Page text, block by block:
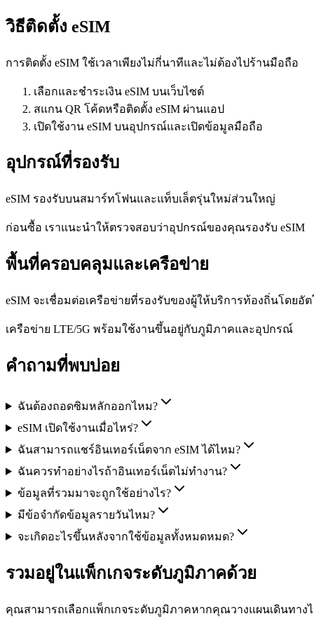
วิธีติดตั้ง eSIM
การติดตั้ง eSIM ใช้เวลาเพียงไม่กี่นาทีและไม่ต้องไปร้านมือถือ
เลือกและชำระเงิน eSIM บนเว็บไซต์
สแกน QR โค้ดหรือติดตั้ง eSIM ผ่านแอป
เปิดใช้งาน eSIM บนอุปกรณ์และเปิดข้อมูลมือถือ
อุปกรณ์ที่รองรับ
eSIM รองรับบนสมาร์ทโฟนและแท็บเล็ตรุ่นใหม่ส่วนใหญ่
ก่อนซื้อ เราแนะนำให้ตรวจสอบว่าอุปกรณ์ของคุณรองรับ eSIM
พื้นที่ครอบคลุมและเครือข่าย
eSIM จะเชื่อมต่อเครือข่ายที่รองรับของผู้ให้บริการท้องถิ่นโดยอั
เครือข่าย LTE/5G พร้อมใช้งานขึ้นอยู่กับภูมิภาคและอุปกรณ์
คำถามที่พบบ่อย
ฉันต้องถอดซิมหลักออกไหม?
eSIM เปิดใช้งานเมื่อไหร่?
ฉันสามารถแชร์อินเทอร์เน็ตจาก eSIM ได้ไหม?
ฉันควรทำอย่างไรถ้าอินเทอร์เน็ตไม่ทำงาน?
ข้อมูลที่รวมมาจะถูกใช้อย่างไร?
มีข้อจำกัดข้อมูลรายวันไหม?
จะเกิดอะไรขึ้นหลังจากใช้ข้อมูลทั้งหมดหมด?
รวมอยู่ในแพ็กเกจระดับภูมิภาคด้วย
คุณสามารถเลือกแพ็กเกจระดับภูมิภาคหากคุณวางแผนเดินทาง